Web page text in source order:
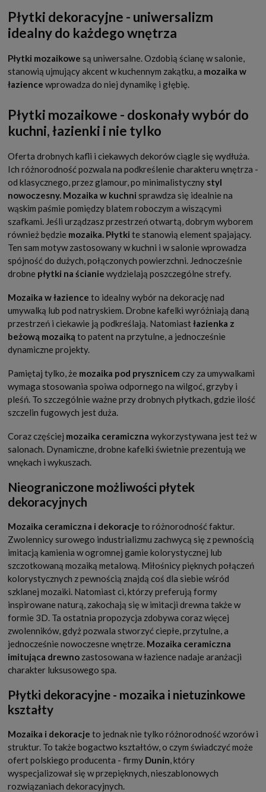
Płytki dekoracyjne - uniwersalizm
idealny do każdego wnętrza
Płytki mozaikowe są uniwersalne. Ozdobią ścianę w salonie,
stanowią ujmujący akcent w kuchennym zakątku, a mozaika w
łazience wprowadza do niej dynamikę i głębię.
Płytki mozaikowe - doskonały wybór do
kuchni, łazienki i nie tylko
Oferta drobnych kafli i ciekawych dekorów ciągle się wydłuża.
Ich różnorodność pozwala na podkreślenie charakteru wnętrza -
od klasycznego, przez glamour, po minimalistyczny styl
nowoczesny. Mozaika w kuchni sprawdza się idealnie na
wąskim paśmie pomiędzy blatem roboczym a wiszącymi
szafkami. Jeśli urządzasz przestrzeń otwartą, dobrym wyborem
również będzie mozaika. Płytki te stanowią element spajający.
Ten sam motyw zastosowany w kuchni i w salonie wprowadza
spójność do dużych, połączonych powierzchni. Jednocześnie
drobne płytki na ścianie wydzielają poszczególne strefy.
Mozaika w łazience to idealny wybór na dekorację nad
umywalką lub pod natryskiem. Drobne kafelki wyróżniają daną
przestrzeń i ciekawie ją podkreślają. Natomiastłazienka z
beżową mozaiką to patent na przytulne, a jednocześnie
dynamiczne projekty.
Pamiętaj tylko, że mozaika pod prysznicem czy za umywalkami
wymaga stosowania spoiwa odpornego na wilgoć, grzyby i
pleśń. To szczególnie ważne przy drobnych płytkach, gdzie ilość
szczelin fugowych jest duża.
Coraz częściej mozaika ceramiczna wykorzystywana jest też w
salonach. Dynamiczne, drobne kafelki świetnie prezentują we
wnękach i wykuszach.
Nieograniczone możliwości płytek
dekoracyjnych
Mozaika ceramiczna i dekoracje to różnorodność faktur.
Zwolennicy surowego industrializmu zachwycą się z pewnością
imitacją kamienia w ogromnej gamie kolorystycznej lub
szczotkowaną mozaiką metalową. Miłośnicy pięknych połączeń
kolorystycznych z pewnością znajdą coś dla siebie wśród
szklanej mozaiki. Natomiast ci, którzy preferują formy
inspirowane naturą, zakochają się w imitacji drewna także w
formie 3D. Ta ostatnia propozycja zdobywa coraz więcej
zwolenników, gdyż pozwala stworzyć ciepłe, przytulne, a
jednocześnie nowoczesne wnętrze. Mozaika ceramiczna
imitująca drewno zastosowana w łazience nadaje aranżacji
charakter luksusowego spa.
Płytki dekoracyjne - mozaika i nietuzinkowe
kształty
Mozaika i dekoracje to jednak nie tylko różnorodność wzorów i
struktur. To także bogactwo kształtów, o czym świadczyć może
ofert polskiego producenta - firmy Dunin, który
wyspecjalizował się w przepięknych, nieszablonowych
rozwiązaniach dekoracyjnych.